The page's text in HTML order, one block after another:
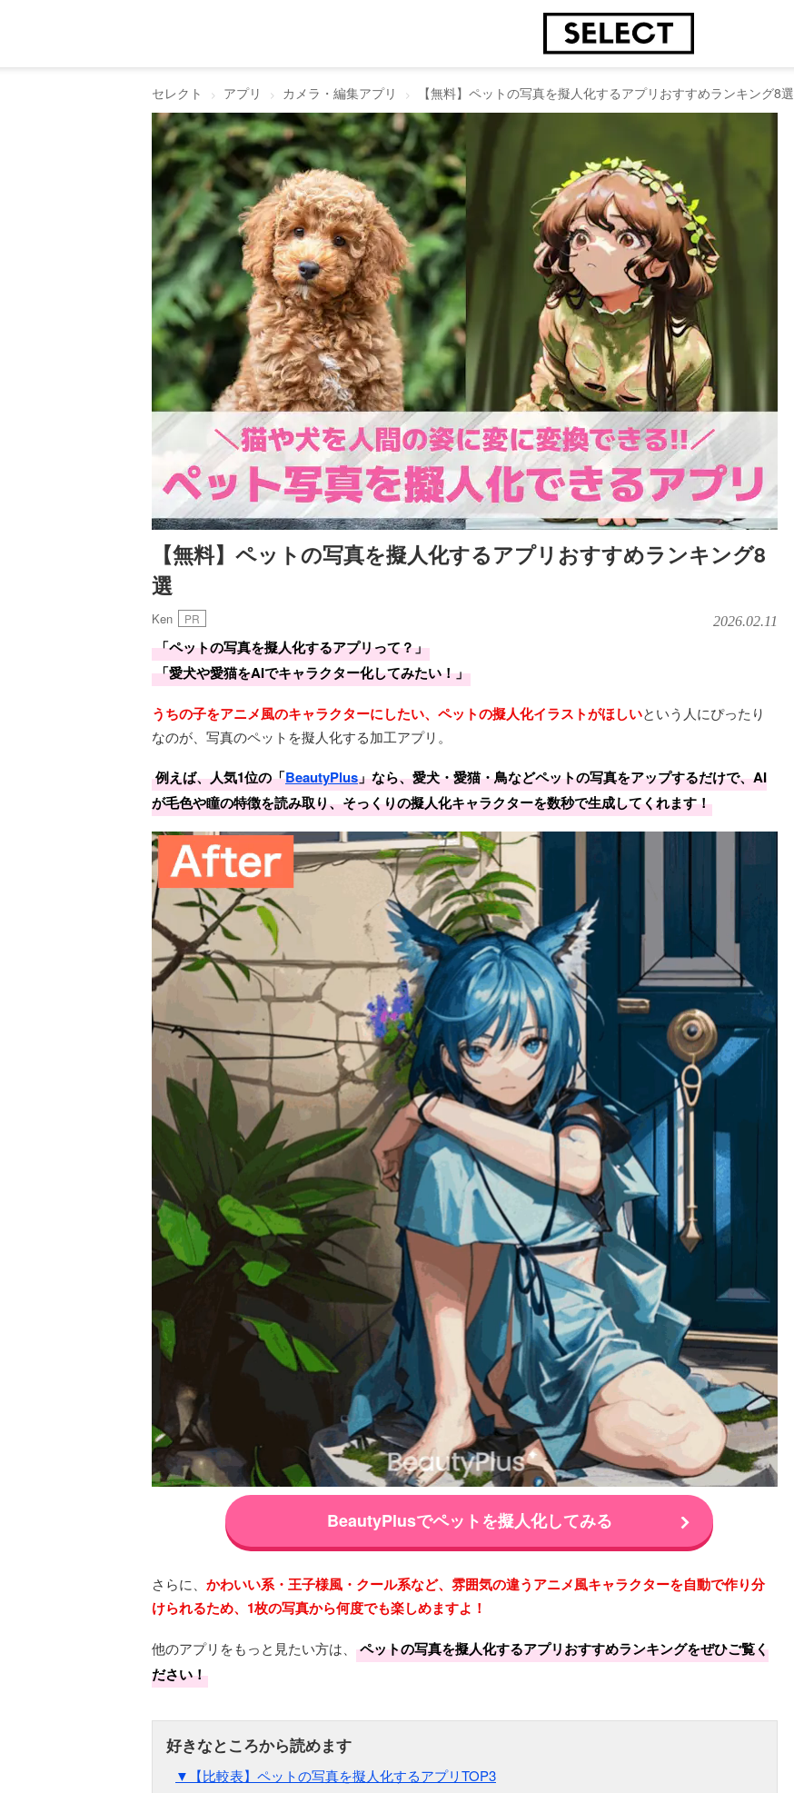
セレクト アプリ カメラ・編集アプリ 【無料】ペットの写真を擬人化するアプリおすすめランキング8選
【無料】ペットの写真を擬人化するアプリおすすめランキング8
選
Ken PR 2026.02.11
「ペットの写真を擬人化するアプリって？」
「愛犬や愛猫をAIでキャラクター化してみたい！」
うちの子をアニメ風のキャラクターにしたい、ペットの擬人化イラストがほしいという人にぴったり
なのが、写真のペットを擬人化する加工アプリ。
例えば、人気1位の「BeautyPlus」なら、愛犬・愛猫・鳥などペットの写真をアップするだけで、AI
が毛色や瞳の特徴を読み取り、そっくりの擬人化キャラクターを数秒で生成してくれます！
BeautyPlusでペットを擬人化してみる
さらに、 かわいい系・王子様風・クール系など、雰囲気の違うアニメ風キャラクターを自動で作り分
けられるため、1枚の写真から何度でも楽しめますよ！
他のアプリをもっと見たい方は、
ペットの写真を擬人化するアプリおすすめランキングをぜひご覧く
ださい！
▼【比較表】ペットの写真を擬人化するアプリTOP3